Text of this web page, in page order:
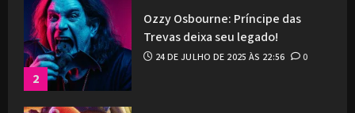
2
Ozzy Osbourne: Príncipe das
Trevas deixa seu legado!
24 DE JULHO DE 2025 ÀS 22:56 0